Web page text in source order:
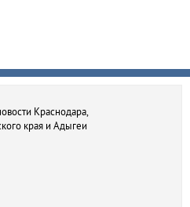
Краснодара,
края и Адыгеи